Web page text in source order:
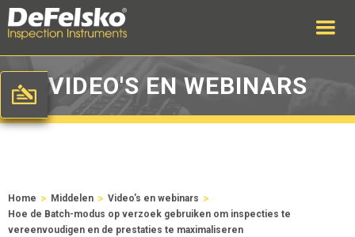
VIDEO'S EN WEBINARS
Home > Middelen > Video's en webinars >
Hoe de Batch-modus op verzoek gebruiken om inspecties te
vereenvoudigen en de prestaties te maximaliseren